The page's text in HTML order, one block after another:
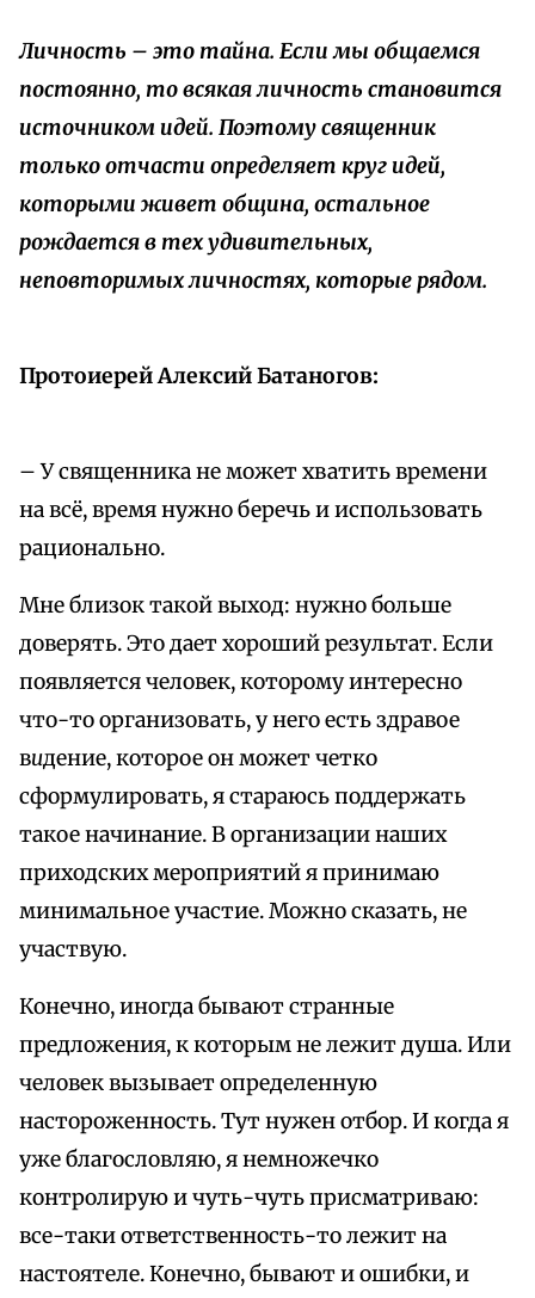
Личность – это тайна. Если мы общаемся
постоянно, то всякая личность становится
источником идей. Поэтому священник
только отчасти определяет круг идей,
которыми живет община, остальное
рождается в тех удивительных,
неповторимых личностях, которые рядом.
Протоиерей Алексий Батаногов:
– У священника не может хватить времени
на всё, время нужно беречь и использовать
рационально.
Мне близок такой выход: нужно больше
доверять. Это дает хороший результат. Если
появляется человек, которому интересно
что-то организовать, у него есть здравое
видение, которое он может четко
сформулировать, я стараюсь поддержать
такое начинание. В организации наших
приходских мероприятий я принимаю
минимальное участие. Можно сказать, не
участвую.
Конечно, иногда бывают странные
предложения, к которым не лежит душа. Или
человек вызывает определенную
настороженность. Тут нужен отбор. И когда я
уже благословляю, я немножечко
контролирую и чуть-чуть присматриваю:
все-таки ответственность-то лежит на
настоятеле. Конечно, бывают и ошибки, и